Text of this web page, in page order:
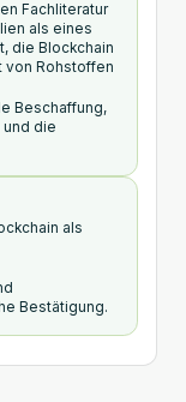
Fachliteratur
als eines
die Blockchain
von Rohstoffen
Beschaffung,
und die
als
Bestätigung.